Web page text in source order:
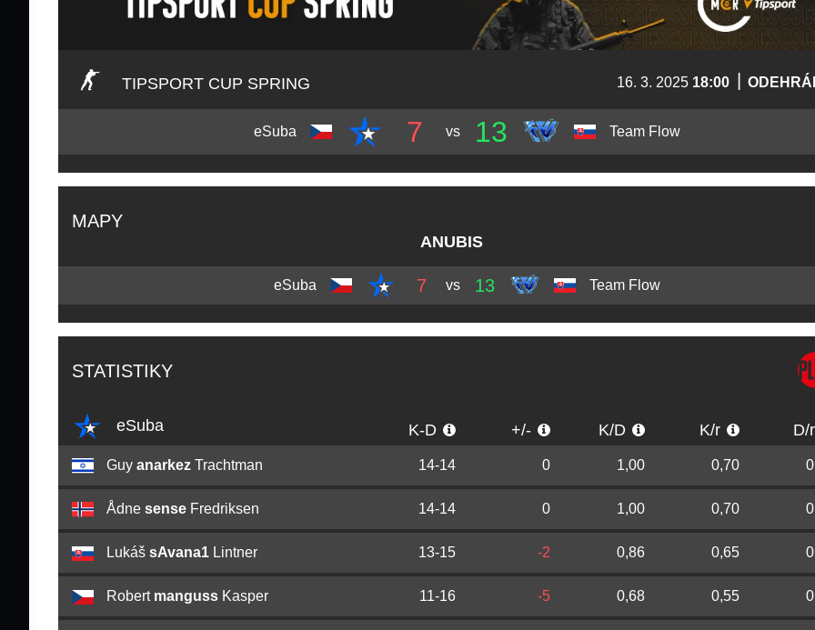
TIPSPORT CUP SPRING 16. 3. 2025 18:00
eSuba 7 vs 13 Team Flow
MAPY
ANUBIS
eSuba 7 vs 13 Team Flow
STATISTIKY
eSuba K-D +/- K/D K/r
Guy anarkez Trachtman 14-14 0 1,00 0,70
Ådne sense Fredriksen 14-14 0 1,00 0,70
Lukáš sAvana1 Lintner 13-15 -2 0,86 0,65
Robert manguss Kasper 11-16 -5 0,68 0,55